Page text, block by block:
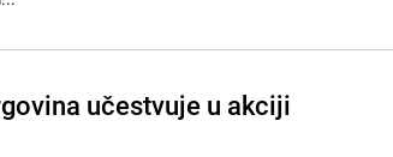
učestvuje u akciji